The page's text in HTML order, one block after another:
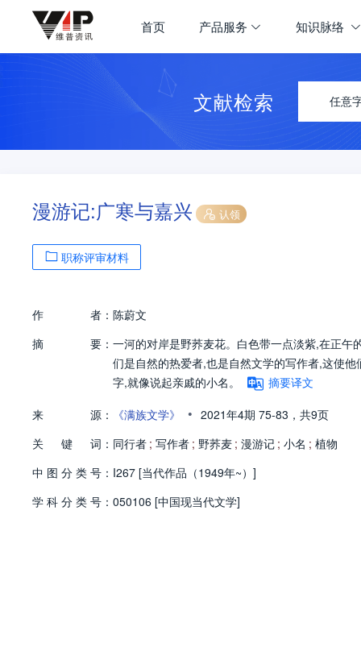
首页 产品服务 知识脉络
文献检索 任意
漫游记:广寒与嘉兴 认领
职称评审材料
作 者： 陈蔚文
摘
要： 一河的对岸是野荞麦花。白色带一点淡紫,在正
们是自然的热爱者,也是自然文学的写作者,这使
字,就像说起亲戚的小名。
摘要译文
来
源： 《满族文学》 • 2021年4期 75-83， 共9页
关
键 词： 同行者 ; 写作者 ; 野荞麦 ; 漫游记 ; 小名 ; 植物
中 图 分 类 号： I267 [当代作品（1949年~）]
学 科 分 类 号： 050106 [中国现当代文学]